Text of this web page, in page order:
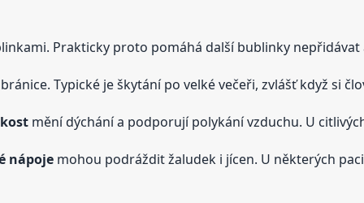
Prakticky proto pomáhá další bublinky nepřidávat
Typické je škytání po velké večeři, zvlášť když si
mění dýchání a podporují polykání vzduchu. U
nápojemohou podráždit žaludek i jícen. U některých